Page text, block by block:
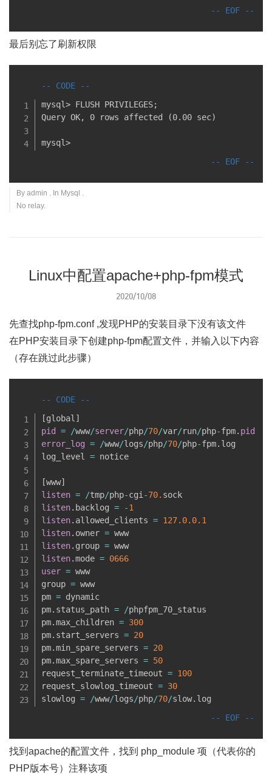
最后别忘了刷新权限
mysql> FLUSH PRIVILEGES;
Query OK, 0 rows affected (0.00 sec)
mysql>
By admin . In Mysql .
No relay.
Linux中配置apache+php-fpm模式
2020/10/08
先查找php-fpm.conf ,发现PHP的安装目录下没有该文件
在PHP安装目录下创建php-fpm配置文件，并输入以下内容
（存在跳过此步骤）
[global ]
pid
= /www/server/php/70/var/run/php-fpm. pid
error_log = /www/logs/php/70/php-fpm. log
log_level = notice
[www]
listen = /tmp/php-cgi -70.
listen. backlog = -1
listen. allowed_clients = 127.0.0.1
listen. owner =
www
listen. group =
www
listen.mode = 0666
user = www
group = www
pm = dynamic
pm. status_path = /phpfpm_70_status
pm.max_children = 300
pm. start_servers = 20
pm.min_spare_servers = 20
pm.max_spare_servers = 50
request_terminate_timeout = 100
request_slowlog_timeout = 30
slowlog = /www/logs/php/70/slow. log
找到apache的配置文件，找到 php_module 项（代表你的
PHP版本号）注释该项